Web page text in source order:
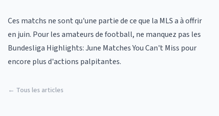
Ces matchs ne sont qu'une partie de ce que la MLS a à offrir
en juin. Pour les amateurs de football, ne manquez pas les
Bundesliga Highlights: June Matches You Can't Miss pour
encore plus d'actions palpitantes.
← Tous les articles